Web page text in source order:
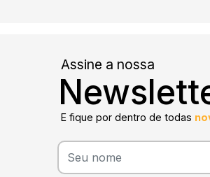
Assine a nossa
E fique por dentro de todas